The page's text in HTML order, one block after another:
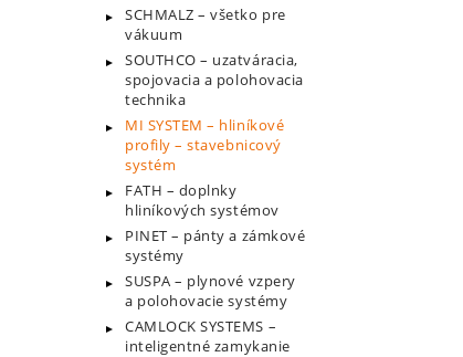
SCHMALZ – všetko pre
vákuum
SOUTHCO – uzatváracia,
spojovacia a polohovacia
technika
MI SYSTEM – hliníkové
profily – stavebnicový
systém
FATH – doplnky
hliníkových systémov
PINET – pánty a zámkové
systémy
SUSPA – plynové vzpery
a polohovacie systémy
CAMLOCK SYSTEMS –
inteligentné zamykanie